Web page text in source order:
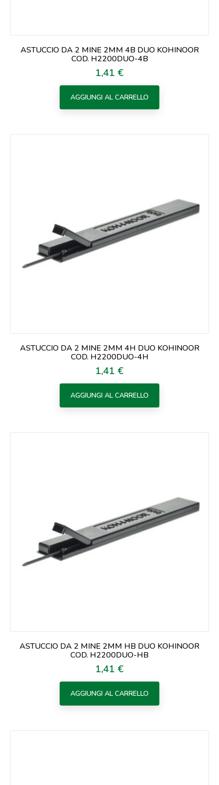
ASTUCCIO DA 2 MINE 2MM 4B DUO KOHINOOR
COD. H2200DUO-4B
Prezzo
1,41 €
AGGIUNGI AL CARRELLO
ASTUCCIO DA 2 MINE 2MM 4H DUO KOHINOOR
COD. H2200DUO-4H
Prezzo
1,41 €
AGGIUNGI AL CARRELLO
ASTUCCIO DA 2 MINE 2MM HB DUO KOHINOOR
COD. H2200DUO-HB
Prezzo
1,41 €
AGGIUNGI AL CARRELLO